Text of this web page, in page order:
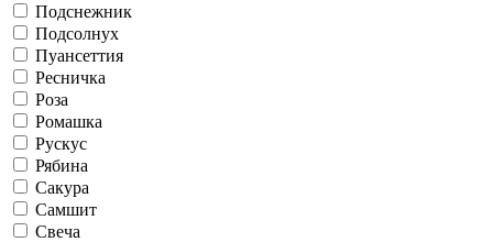
Подснежник
Подсолнух
Пуансеттия
Ресничка
Роза
Ромашка
Рускус
Рябина
Сакура
Самшит
Свеча